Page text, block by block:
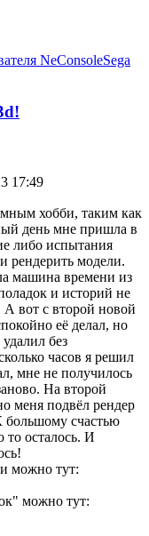
NeConsoleSega
17:49
хобби, таким как
день мне пришла в
либо испытания
рендерить модели.
машина времени из
и историй не
вот с второй новой
её делал, но
без
часов я решил
мне не получилось
На второй
меня подвёл рендер
большому счастью
то осталось. И
можно тут:
можно тут: